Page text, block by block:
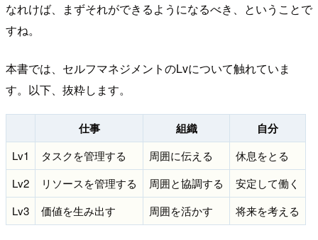
なれけば、まずそれができるようになるべき、ということで
すね。
本書では、セルフマネジメントのLvについて触れていま
す。以下、抜粋します。
仕事 組織 自分
Lv1 タスクを管理する 周囲に伝える
休息をとる
Lv2
リソースを管理する 周囲と協調する
安定して働く
Lv3
価値を生み出す 周囲を活かす 将来を考える